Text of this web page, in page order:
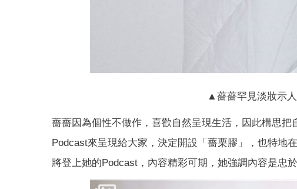
▲薔薔罕見淡妝示人
薔薔因為個性不做作，喜歡自然呈現生活，因此構思
Podcast來呈現給大家，決定開設「薔栗膠」，也特地
將登上她的Podcast，內容精彩可期，她強調內容是忠